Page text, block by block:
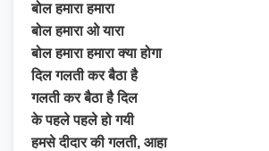
बोल हमारा हमारा
बोल हमारा ओ यारा
बोल हमारा हमारा क्या होगा
दिल गलती कर बैठा है
गलती कर बैठा है दिल
के पहले पहले हो गयी
हमसे दीदार की गलती, आहा